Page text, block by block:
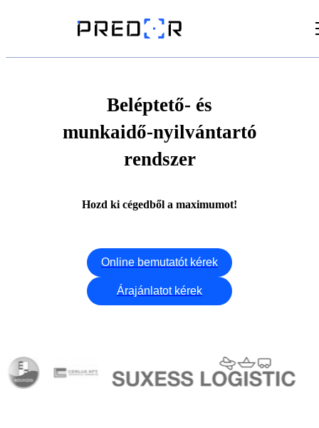
Videók
Dokumentumtár
Beléptető- és
munkaidő-nyilvántartó
rendszer
Hozd ki cégedből a maximumot!
Online bemutatót kérek
Árajánlatot kérek